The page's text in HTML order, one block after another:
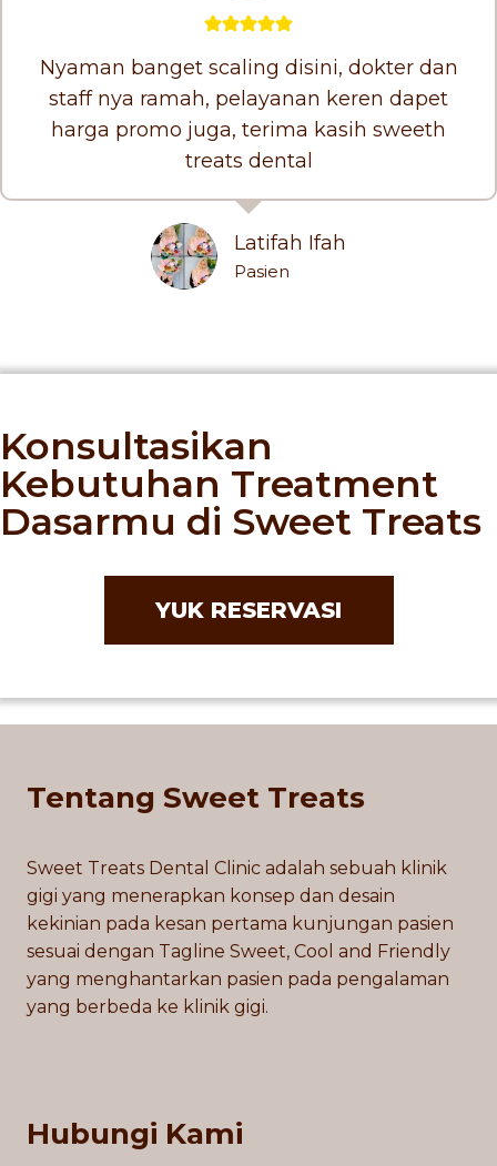
Nyaman banget scaling disini, dokter dan
staff nya ramah, pelayanan keren dapet
harga promo juga, terima kasih sweeth
treats dental
Latifah Ifah
Pasien
Konsultasikan
Kebutuhan Treatment
Dasarmu di Sweet Treats
YUK RESERVASI
Tentang Sweet Treats
Sweet Treats Dental Clinic adalah sebuah klinik
gigi yang menerapkan konsep dan desain
kekinian pada kesan pertama kunjungan pasien
sesuai dengan Tagline Sweet, Cool and Friendly
yang menghantarkan pasien pada pengalaman
yang berbeda ke klinik gigi.
Hubungi Kami